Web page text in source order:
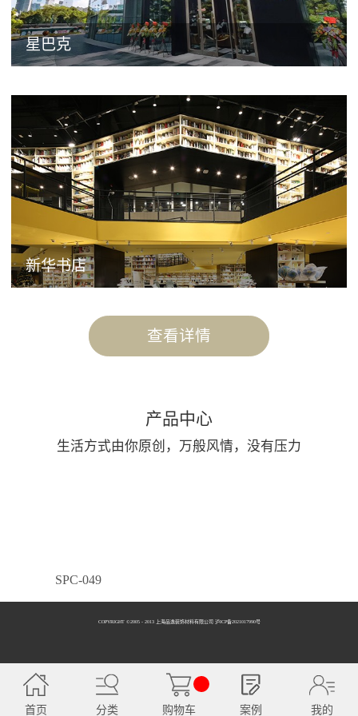
星巴克
新华书店
查看详情
产品中心
生活方式由你原创，万般风情，没有压力
SPC-049
SPC-050
COPYRIGHT ©2005 - 2013 上海品逸装饰材料有限公司 泸ICP备2021017990号
首页 分类 购物车 案例 我的